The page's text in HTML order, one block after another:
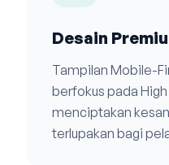
Desain
Tampilan Mobile-
berfokus pada
menciptakan
terlupakan bagi